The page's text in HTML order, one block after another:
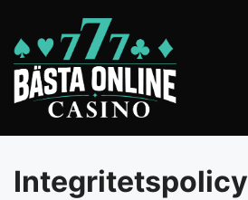
innehåll
Integritetspolicy